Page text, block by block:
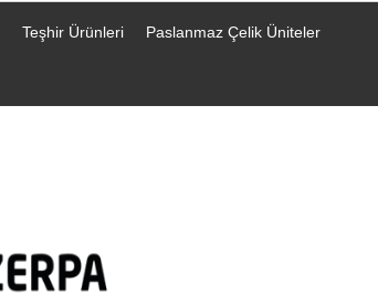
Teşhir Ürünleri Paslanmaz Çelik Üniteler